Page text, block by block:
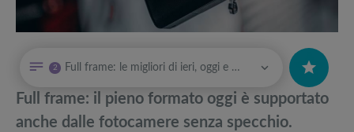
La top 5 delle fotocamere mirrorless: ecco i migliori modelli del
Attrezzi sportivi a metà prezzo Black Friday: Tapis roulant, cyclette,
2 Full frame: le migliori di ieri, oggi e domani
Full frame: il pieno formato oggi è supportato
anche dalle fotocamere senza specchio.